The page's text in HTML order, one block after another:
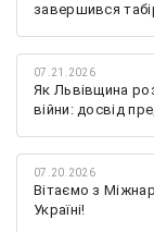
завершився
07.21.2026
Як Львівщина
війни: досвід
07.20.2026
Вітаємо з
Україні!